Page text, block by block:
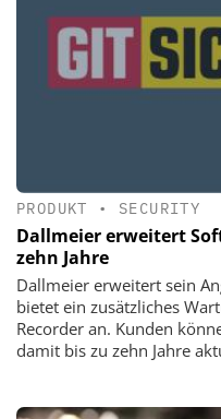
PRODUKT • SECURITY
Dallmeier erweitert
zehn Jahre
Dallmeier erweitert sein
bietet ein zusätzliches
Recorder an. Kunden
damit bis zu zehn Jahre